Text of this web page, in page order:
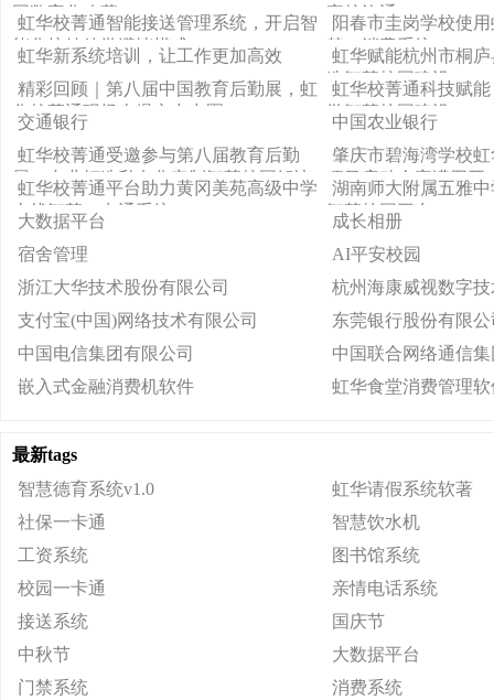
园数字化改革
家校沟通
虹华校菁通智能接送管理系统，开启智
能化接娃放学避堵模式
阳春市圭岗学校使
禁、消费系统
虹华新系统培训，让工作更加高效
虹华赋能杭州市桐
造智慧校园建设
精彩回顾｜第八届中国教育后勤展，虹
华校菁通现场火爆实力出圈
虹华校菁通科技赋
学智慧校园建设
交通银行
中国农业银行
虹华校菁通受邀参与第八届教育后勤
展：专业打造私有化定制智慧校园解决
方案
肇庆市碧海湾学校
项目启动会完满召开
虹华校菁通平台助力黄冈美苑高级中学
上线智慧一卡通系统
湖南师大附属五雅
智慧校园平台
大数据平台
成长相册
宿舍管理
AI平安校园
浙江大华技术股份有限公司
杭州海康威视数字
支付宝(中国)网络技术有限公司
东莞银行股份有限公
中国电信集团有限公司
中国联合网络通信
嵌入式金融消费机软件
虹华食堂消费管理
最新tags
智慧德育系统v1.0
虹华请假系统软著
社保一卡通
智慧饮水机
工资系统
图书馆系统
校园一卡通
亲情电话系统
接送系统
国庆节
中秋节
大数据平台
门禁系统
消费系统